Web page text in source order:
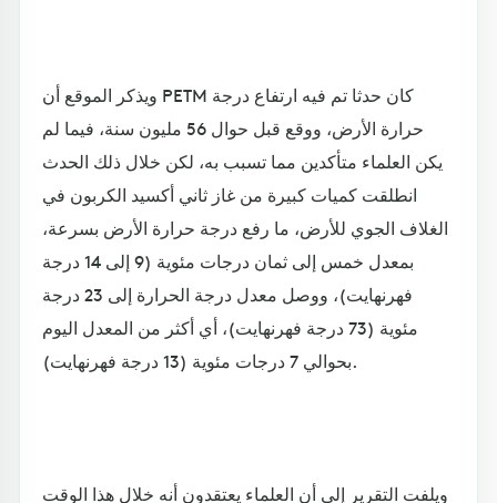
ويذكر الموقع أن PETM كان حدثا تم فيه ارتفاع درجة
حرارة الأرض، ووقع قبل حوال 56 مليون سنة، فيما لم
يكن العلماء متأكدين مما تسبب به، لكن خلال ذلك الحدث
انطلقت كميات كبيرة من غاز ثاني أكسيد الكربون في
الغلاف الجوي للأرض، ما رفع درجة حرارة الأرض بسرعة،
بمعدل خمس إلى ثمان درجات مئوية (9 إلى 14 درجة
فهرنهايت)، ووصل معدل درجة الحرارة إلى 23 درجة
مئوية (73 درجة فهرنهايت)، أي أكثر من المعدل اليوم
بحوالي 7 درجات مئوية (13 درجة فهرنهايت).
ويلفت التقرير إلى أن العلماء يعتقدون أنه خلال هذا الوقت